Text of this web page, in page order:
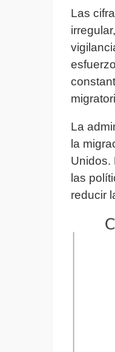
Las
La
la
Unidos.
las
reducir